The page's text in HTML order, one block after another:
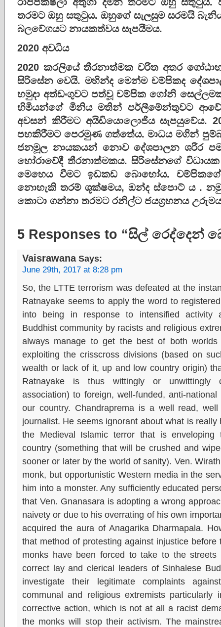
තරමට ඔහු සතු‍ටුය. ඔහුගේ සැලසුම සරමයි
බලවේගයට නායකත්වය සැපයීමය.
2020 අවධිය
2020 කරලියේ තීරනාත්මක චරිත අතර
සිරිසේන වෙයි. මහින්ද මෙන්ම චම්පිකද
හමුදා අත්ඩංගුවට පත්වූ චම්පික ගෝනි සෙල්ලමක්
හිමියන්ගේ මිනිය මතින් පර්ලීමේන්තුවට ආවේය.
අවසන් කිරීමට අයිඩියොලොජිය සැපයුවේය.
පහකිරීමට පෙරමුණ ගත්තේය. මාධය මගින්
ජනමූල නායකයන් නොව දේශපාලන ශරීර
හෝරාවේදී තීරනාත්මකය. සිරිසේනගේ
මෙහෙය වීමට ඉඩකඩ බොහෝය. චම්පිකගේ
නොහැකි තරම් ශූක්ෂමය, ඔන්ද ස්පොට් ය .
කොටා ගන්නා තරමට රනිල්ට ජයග්‍රහනය
5 Responses to “සිල් රෙද්දෙන්
VaisrawanaSays:
June 29th, 2017 at 8:28 pm
So, the LTTE terrorism was defeated at the
Ratnayake seems to apply the word to
into being in response to intensified activity
Buddhist community by racists and religious
always manage to get the best of both
exploiting the crisscross divisions (based on
wealth or lack of it, up and low country origin)
Ratnayake is thus wittingly or unwittingly
association) to foreign, well-funded, anti-
our country. Chandraprema is a well read,
journalist. He seems ignorant about what is
the Medieval Islamic terror that is
country (something that will be crushed and
sooner or later by the world of sanity). Ven.
monk, but opportunistic Western media in the
him into a monster. Any sufficiently educated
that Ven. Gnanasara is adopting a wrong
naivety or due to his overrating of his own
acquired the aura of Anagarika Dharmapala.
that method of protesting against injustice
monks have been forced to take to the streets
correct lay and clerical leaders of Sinhalese
investigate their legitimate complaints
communal and religious extremists
corrective action, which is not at all a racist
the monks will stop their activism. The